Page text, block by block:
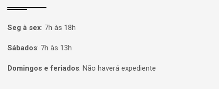
Seg à sex: 7h às 18h
Sábados: 7h às 13h
Domingos e feriados: Não haverá expediente